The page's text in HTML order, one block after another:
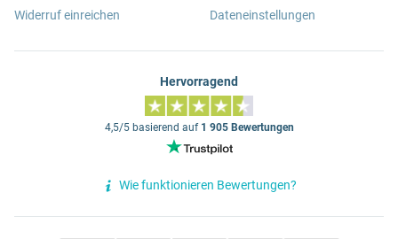
Widerruf einreichen
Dateneinstellungen
Hervorragend
4,5/5 basierend auf 1 905 Bewertungen
Wie funktionieren Bewertungen?